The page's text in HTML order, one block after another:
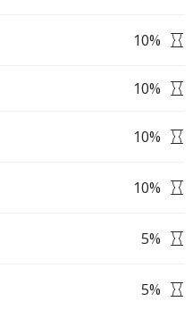
10%
10%
10%
10%
5%
5%